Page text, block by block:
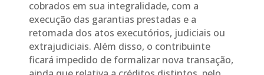
cobrados em sua integralidade, com a
execução das garantias prestadas e a
retomada dos atos executórios, judiciais ou
extrajudiciais. Além disso, o contribuinte
ficará impedido de formalizar nova transação,